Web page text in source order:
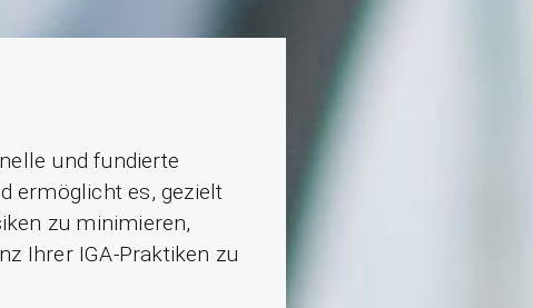
und fundierte
ermöglicht es, gezielt
zu minimieren,
Ihrer IGA-Praktiken zu